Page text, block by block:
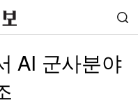
AI 군사분야